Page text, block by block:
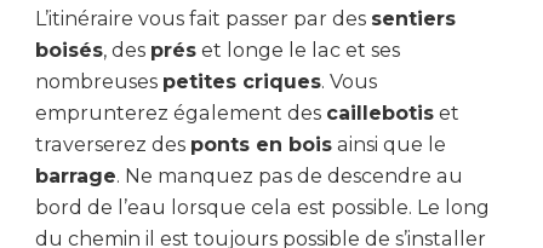
L’itinéraire vous fait passer par des sentiers
boisés, des prés et longe le lac et ses
nombreuses petites criques. Vous
emprunterez également des caillebotis et
traverserez des ponts en bois ainsi que le
barrage. Ne manquez pas de descendre au
bord de l’eau lorsque cela est possible. Le long
du chemin il est toujours possible de s’installer